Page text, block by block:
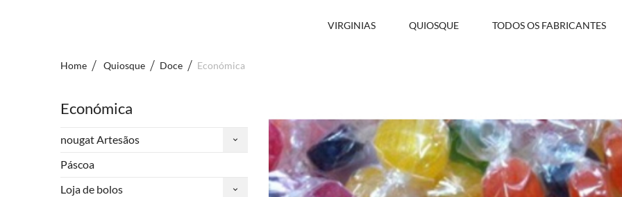
VIRGINIAS QUIOSQUE TODOS OS FABRICANTES
Home Quiosque Doce Económica
Económica
nougat Artesãos
Páscoa
Loja de bolos